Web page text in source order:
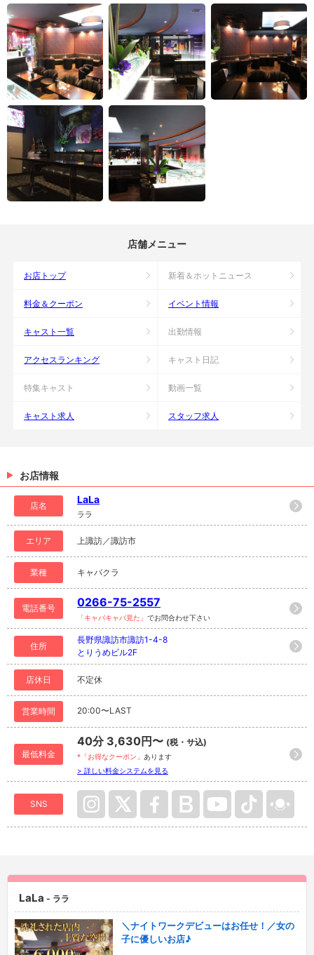
店舗メニュー
お店トップ 新着＆ホットニュース
料金＆クーポン イベント情報
キャスト一覧 出勤情報
アクセスランキング キャスト日記
特集キャスト 動画一覧
キャスト求人 スタッフ求人
お店情報
店名
LaLa
ララ
エリア 上諏訪／諏訪市
業種 キャバクラ
電話番号 0266-75-2557
「キャバキャバ見た」 でお問合わせ下さい
住所
長野県諏訪市諏訪1-4-8
とりうめビル2F
店休日 不定休
営業時間 20:00〜LAST
最低料金
40分 3,630円〜 (税・サ込)
*「お得なクーポン」 あります
> 詳しい料金システムを見る
SNS
LaLa - ララ
＼ナイトワークデビューはお任せ！／女の
子に優しいお店♪